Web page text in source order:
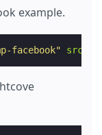
example.
facebook" src